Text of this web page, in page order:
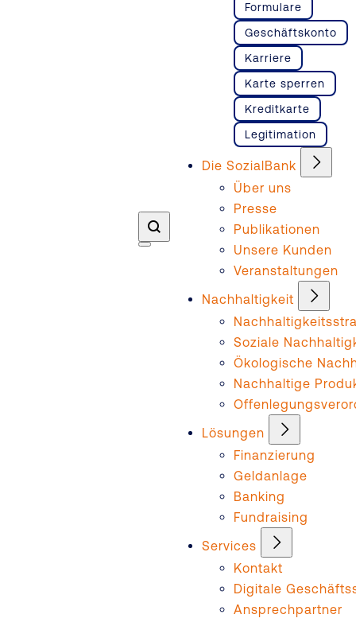
Formulare
Geschäftskonto
Karriere
Karte sperren
Kreditkarte
Legitimation
Die SozialBank
Über uns
Presse
Publikationen
Unsere Kunden
Veranstaltungen
Nachhaltigkeit
Soziale
Ökologische
Nachhaltige
Lösungen
Finanzierung
Geldanlage
Banking
Fundraising
Services
Kontakt
Digitale
Ansprechpartner